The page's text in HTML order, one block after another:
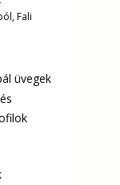
Fali
üvegek